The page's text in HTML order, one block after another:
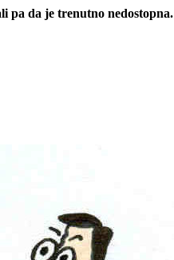
pa da je trenutno nedostopna.